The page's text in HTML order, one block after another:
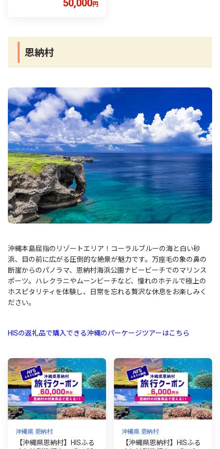
50,000円
恩納村
沖縄本島屈指のリゾートエリア！コーラルブルーの海と白い砂
浜、目の前に広がる圧倒的な絶景が魅力です。万座毛の象の鼻の
断崖からのパノラマ、恩納村海浜公園ナビービーチでのマリンス
ポーツ。ハレクラニやムーンビーチなど、憧れのホテルで極上の
ホスピタリティを体験し、日常を忘れる贅沢な休息をお楽しみく
ださい。
HISの返礼品で購入できる沖縄のパーケージツアーはこちら
沖縄県 恩納村
【沖縄県恩納村】HISふる
沖縄県 恩納村
【沖縄県恩納村】HISふる